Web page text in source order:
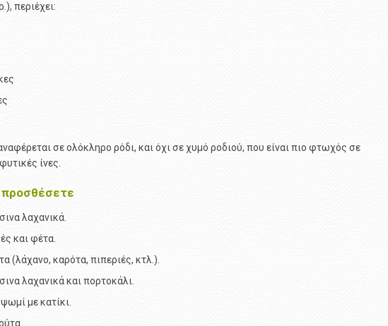
περιέχει:
σε ολόκληρο ρόδι, και όχι σε χυμό ροδιού, που είναι πιο φτωχός σε
ίνες.
λαχανικά.
και φέτα.
(λάχανο, καρότα, πιπεριές, κτλ.).
λαχανικά και πορτοκάλι.
με κατίκι.